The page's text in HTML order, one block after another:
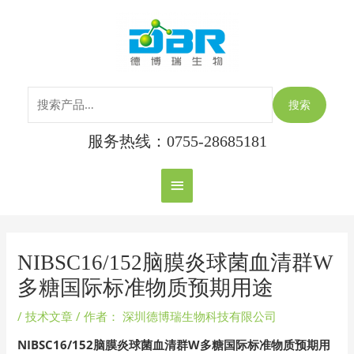
主
菜
单
搜索
服务热线：0755-28685181
NIBSC16/152脑膜炎球菌血清群W
多糖国际标准物质预期用途
/技术文章 / 作者： 深圳德博瑞生物科技有限公司
NIBSC16/152脑膜炎球菌血清群W多糖国际标准物质预期用